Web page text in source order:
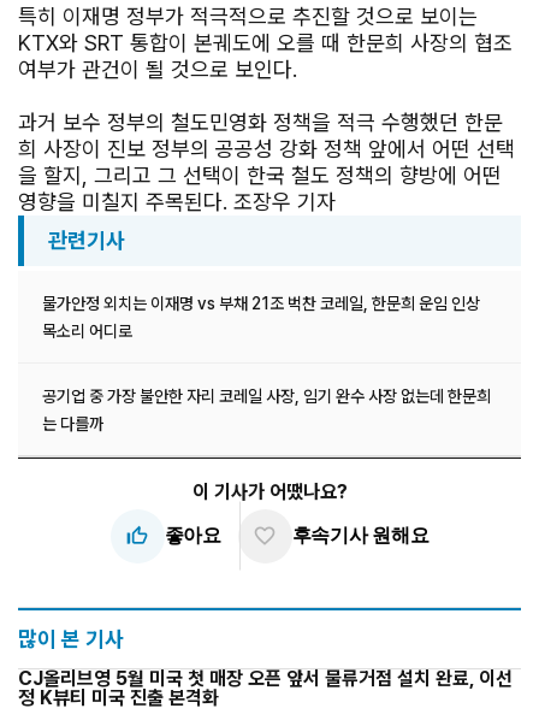
특히 이재명 정부가 적극적으로 추진할 것으로 보이는
KTX와 SRT 통합이 본궤도에 오를 때 한문희 사장의 협조
여부가 관건이 될 것으로 보인다.
과거 보수 정부의 철도민영화 정책을 적극 수행했던 한문
희 사장이 진보 정부의 공공성 강화 정책 앞에서 어떤 선택
을 할지, 그리고 그 선택이 한국 철도 정책의 향방에 어떤
영향을 미칠지 주목된다. 조장우 기자
관련기사
물가안정 외치는 이재명 vs 부채 21조 벅찬 코레일, 한문희 운임 인상
목소리 어디로
공기업 중 가장 불안한 자리 코레일 사장, 임기 완수 사장 없는데 한문희
는 다를까
이 기사가 어땠나요?
thumb_up_off_alt 좋아요 favorite_border 후속기사 원해요
많이 본 기사
CJ올리브영 5월 미국 첫 매장 오픈 앞서 물류거점 설치 완료, 이선
정 K뷰티 미국 진출 본격화